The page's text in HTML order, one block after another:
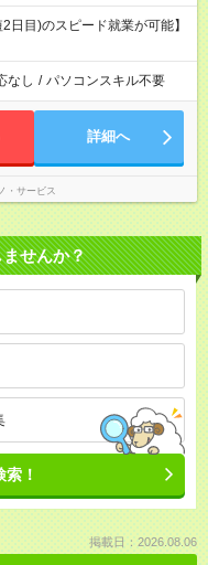
日目)のスピード就業が可能】
なし / パソコンスキル不要
詳細へ
・サービス
せんか？
！
掲載日：2026.08.06